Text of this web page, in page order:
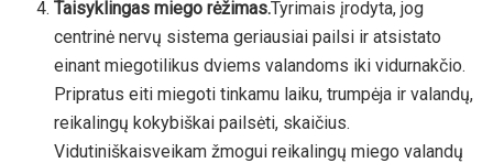
Taisyklingas miego rėžimas.Tyrimais įrodyta, jog
centrinė nervų sistema geriausiai pailsi ir atsistato
einant miegotilikus dviems valandoms iki vidurnakčio.
Pripratus eiti miegoti tinkamu laiku, trumpėja ir valandų,
reikalingų kokybiškai pailsėti, skaičius.
Vidutiniškaisveikam žmogui reikalingų miego valandų